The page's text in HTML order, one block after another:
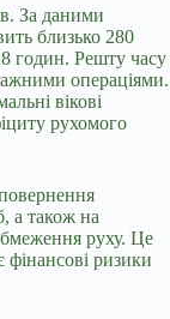
За даними
близько 280
годин. Решту часу
операціями.
вікові
рухомого
а також на
руху. Це
фінансові ризики